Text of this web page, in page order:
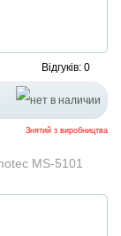
Відгуків: 0
Знятий з виробництва
MS-5101